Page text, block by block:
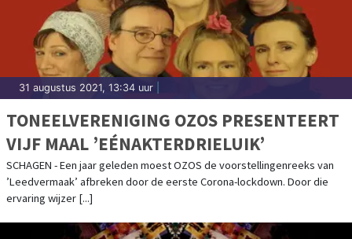
31 augustus 2021, 13:34 uur
TONEELVERENIGING OZOS PRESENTEERT
VIJF MAAL ’EÉNAKTERDRIELUIK’
SCHAGEN - Een jaar geleden moest OZOS de voorstellingenreeks van
’Leedvermaak’ afbreken door de eerste Corona-lockdown. Door die
ervaring wijzer [...]